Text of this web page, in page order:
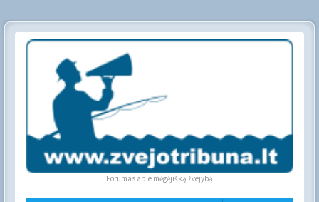
Forumas apie mėgėjišką žvejybą